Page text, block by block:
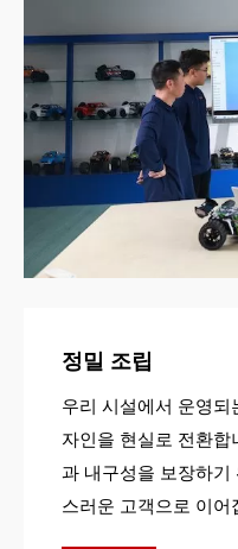
정밀 조립
우리 시설에서 운영되
자인을 현실로 전환합
과 내구성을 보장하기
스러운 고객으로 이어